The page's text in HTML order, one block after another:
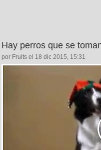
Hay perros que se
por Fruits el 18 dic 2015, 15:31